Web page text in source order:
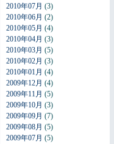
2010年07月 (3)
2010年06月 (2)
2010年05月 (4)
2010年04月 (3)
2010年03月 (5)
2010年02月 (3)
2010年01月 (4)
2009年12月 (4)
2009年11月 (5)
2009年10月 (3)
2009年09月 (7)
2009年08月 (5)
2009年07月 (5)